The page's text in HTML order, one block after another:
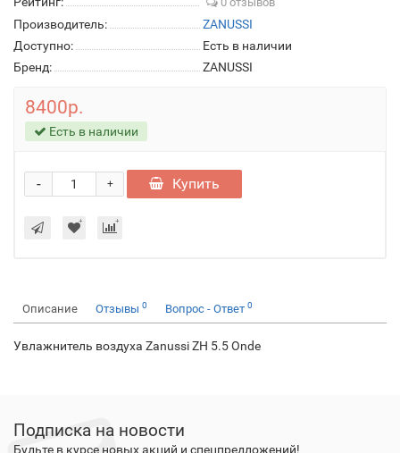
Производитель:
ZANUSSI
Доступно:
Есть в наличии
Бренд:
ZANUSSI
8400р.
Есть в наличии
+
- Купить
Описание Отзывы 0 Вопрос - Ответ 0
Увлажнитель воздуха Zanussi ZH 5.5 Onde
Подписка на новости
Будьте в курсе новых акций и спецпредложений!